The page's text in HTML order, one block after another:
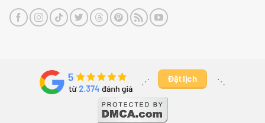
⋰ ​ Đặt lịch ⋱